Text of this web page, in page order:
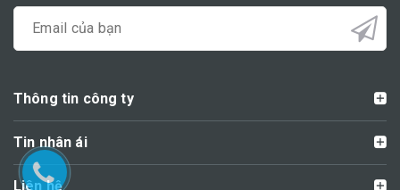
Thông tin công ty
Tin nhân ái
Liên hệ